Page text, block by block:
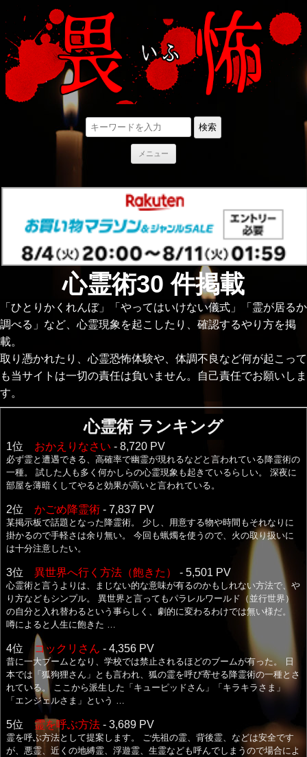
検索
メニュー
ツ
へ
キ
ッ
プ
心霊術30 件掲載
「ひとりかくれんぼ」「やってはいけない儀式」「霊が居るか
調べる」など、心霊現象を起こしたり、確認するやり方を掲
載。
取り憑かれたり、心霊恐怖体験や、体調不良など何が起こって
も当サイトは一切の責任は負いません。自己責任でお願いしま
す。
心霊術 ランキング
1位 おかえりなさい - 8,720 PV
必ず霊と遭遇できる、高確率で幽霊が現れるなどと言われている降霊術の
一種。 試した人も多く何かしらの心霊現象も起きているらしい。 深夜に
部屋を薄暗くしてやると効果が高いと言われている。
2位 かごめ降霊術 - 7,837 PV
某掲示板で話題となった降霊術。 少し、用意する物や時間もそれなりに
掛かるので手軽さは余り無い。 今回も蝋燭を使うので、火の取り扱いに
は十分注意したい。
3位 異世界へ行く方法（飽きた） - 5,501 PV
心霊術と言うよりは、まじない的な意味が有るのかもしれない方法で、や
り方などもシンプル。 異世界と言ってもパラレルワールド（並行世界）
の自分と入れ替わるという事らしく、劇的に変わるわけでは無い様だ。
噂によると人生に飽きた …
4位コックリさん - 4,356 PV
昔に一大ブームとなり、学校では禁止されるほどのブームが有った。 日
本では「狐狗狸さん」とも言われ、狐の霊を呼び寄せる降霊術の一種とさ
れている。 ここから派生した「キューピッドさん」「キラキラさま」
「エンジェルさま」という …
5位 霊を呼ぶ方法 - 3,689 PV
霊を呼ぶ方法として提案します。 ご先祖の霊、背後霊、などは安全です
が、悪霊、近くの地縛霊、浮遊霊、生霊なども呼んでしまうので場合によ